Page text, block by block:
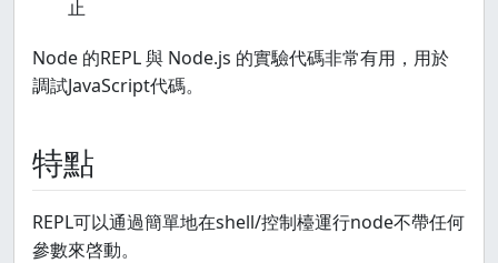
止
Node 的REPL 與 Node.js 的實驗代碼非常有用，用於
調試JavaScript代碼。
特點
REPL可以通過簡單地在shell/控制檯運行node不帶任何
參數來啓動。